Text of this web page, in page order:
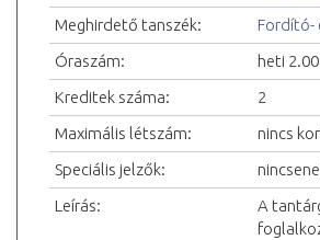
Meghirdető tanszék:
Fordító-
Óraszám:
heti 2.00
Kreditek száma:
2
Maximális létszám:
nincs
Speciális jelzők:
Leírás:
A